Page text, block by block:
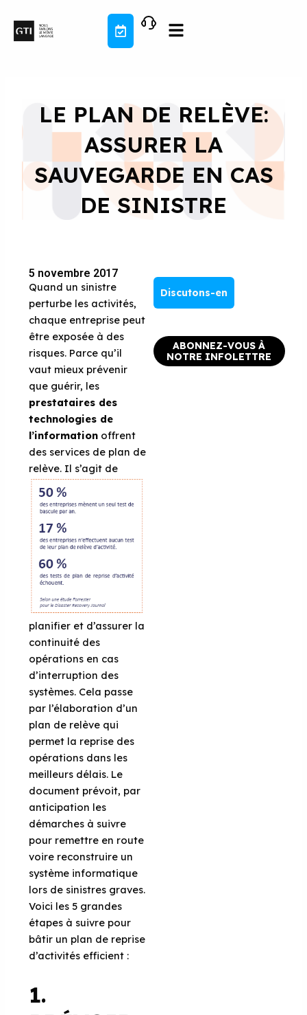
contenu
LE PLAN DE RELÈVE:
ASSURER LA
SAUVEGARDE EN CAS
DE SINISTRE
5 novembre 2017
Quand un sinistre
perturbe les activités,
chaque entreprise peut
être exposée à des
risques. Parce qu’il
vaut mieux prévenir
que guérir, les
prestataires des
technologies de
l’information offrent
des services de plan de
relève. Il s’agit de
planifier et d’assurer la
continuité des
opérations en cas
d’interruption des
systèmes. Cela passe
par l’élaboration d’un
plan de relève qui
permet la reprise des
opérations dans les
meilleurs délais. Le
document prévoit, par
anticipation les
démarches à suivre
pour remettre en route
voire reconstruire un
système informatique
lors de sinistres graves.
Voici les 5 grandes
étapes à suivre pour
bâtir un plan de reprise
d’activités efficient :
1.
Discutons-en
ABONNEZ-VOUS À
NOTRE INFOLETTRE